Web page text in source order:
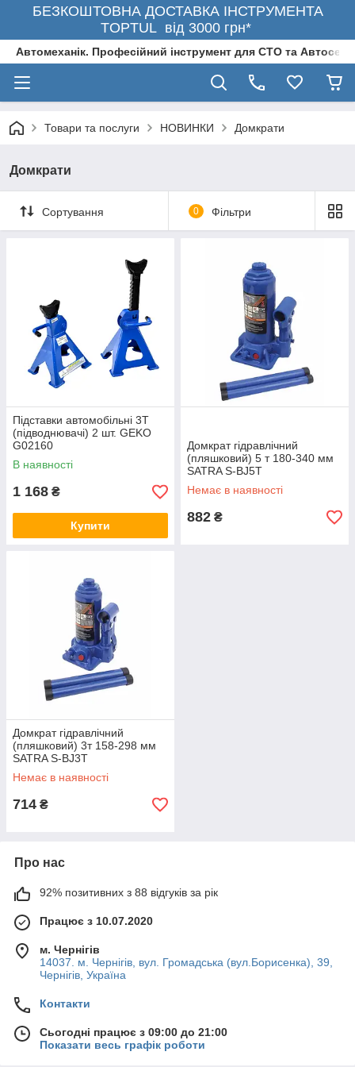
БЕЗКОШТОВНА ДОСТАВКА ІНСТРУМЕНТА
TOPTUL від 3000 грн*
Автомеханік. Професійний інструмент для СТО та
Товари та послуги НОВИНКИ Домкрати
Домкрати
Сортування 0 Фільтри
Підставки автомобільні 3T
(підводнювачі) 2 шт. GEKO
G02160
В наявності
1 168 ₴
Купити
Домкрат гідравлічний
(пляшковий) 5 т 180-340 мм
SATRA S-BJ5T
Немає в наявності
882 ₴
Домкрат гідравлічний
(пляшковий) 3т 158-298 мм
SATRA S-BJ3T
Немає в наявності
714 ₴
Про нас
92% позитивних з 88 відгуків за рік
Працює з 10.07.2020
м. Чернігів
14037. м. Чернігів, вул. Громадська (вул.Борисенка), 39,
Чернігів, Україна
Контакти
Сьогодні працює з 09:00 до 21:00
Показати весь графік роботи